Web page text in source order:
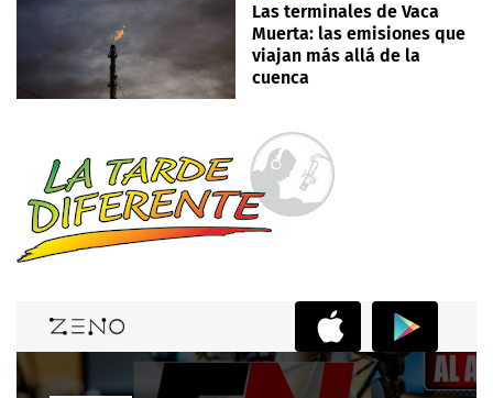
Las terminales de Vaca
Muerta: las emisiones que
viajan más allá de la
cuenca